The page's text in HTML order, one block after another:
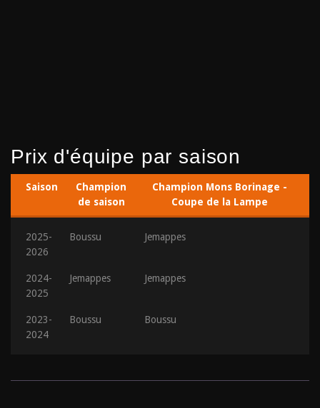
Prix d'équipe par saison
Saison
Champion
de saison
Champion Mons Borinage -
Coupe de la Lampe
2025-
2026
Boussu Jemappes
2024-
2025
Jemappes Jemappes
2023-
2024
Boussu Boussu